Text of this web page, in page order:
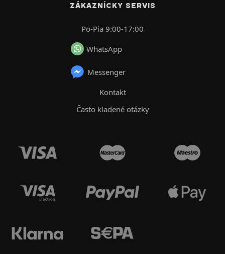
ZÁKAZNÍCKY SERVIS
Po-Pia 9:00-17:00
WhatsApp
Messenger
Kontakt
Často kladené otázky